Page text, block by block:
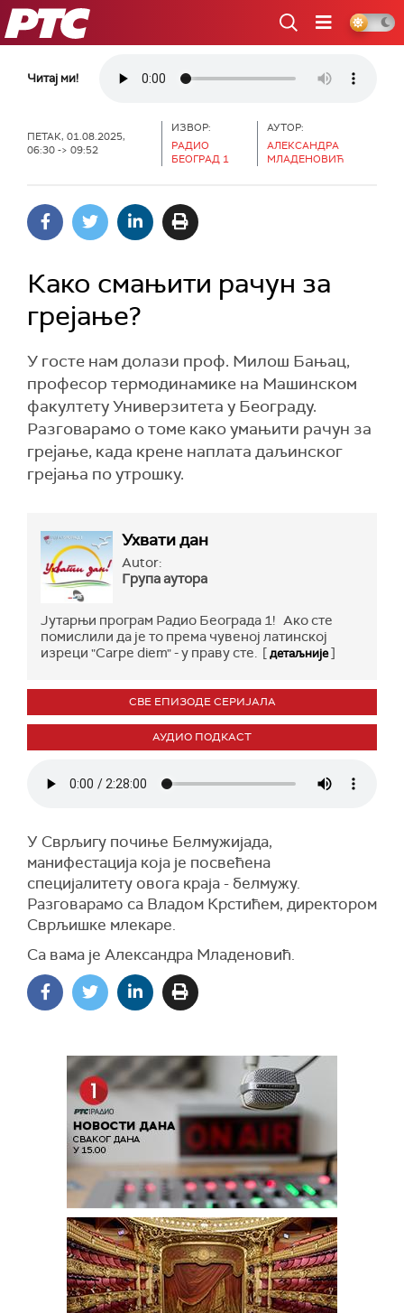
РТС
Читај ми!
ПЕТАК, 01.08.2025,
06:30 -> 09:52
ИЗВОР:
РАДИО
БЕОГРАД 1
АУТОР:
АЛЕКСАНДРА
МЛАДЕНОВИЋ
Како смањити рачун за
грејање?
У госте нам долази проф. Милош Бањац,
професор термодинамике на Машинском
факултету Универзитета у Београду.
Разговарамо о томе како умањити рачун за
грејање, када крене наплата даљинског
грејања по утрошку.
Ухвати дан
Autor:
Група аутора
Јутарњи програм Радио Београда 1! Ако сте
помислили да је то према чувеној латинској
изреци "Carpe diem" - у праву сте. [детаљније]
СВЕ ЕПИЗОДЕ СЕРИЈАЛА
АУДИО ПОДКАСТ
У Сврљигу почиње Белмужијада,
манифестација која је посвећена
специјалитету овога краја - белмужу.
Разговарамо са Владом Крстићем, директором
Сврљишке млекаре.
Са вама је Александра Младеновић.